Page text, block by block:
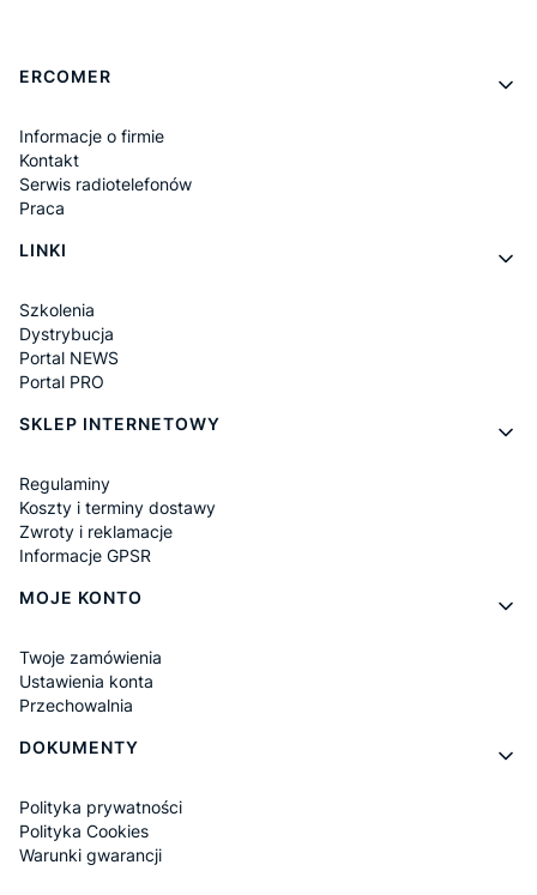
Linki w stopce
ERCOMER
Informacje o firmie
Kontakt
Serwis radiotelefonów
Praca
LINKI
Szkolenia
Dystrybucja
Portal NEWS
Portal PRO
SKLEP INTERNETOWY
Regulaminy
Koszty i terminy dostawy
Zwroty i reklamacje
Informacje GPSR
MOJE KONTO
Twoje zamówienia
Ustawienia konta
Przechowalnia
DOKUMENTY
Polityka prywatności
Polityka Cookies
Warunki gwarancji